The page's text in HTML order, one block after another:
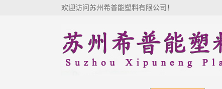
欢迎访问苏州希普能塑料有限公司！